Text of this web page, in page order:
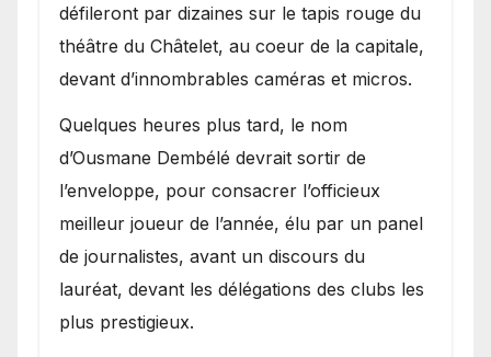
défileront par dizaines sur le tapis rouge du
théâtre du Châtelet, au coeur de la capitale,
devant d’innombrables caméras et micros.
Quelques heures plus tard, le nom
d’Ousmane Dembélé devrait sortir de
l’enveloppe, pour consacrer l’officieux
meilleur joueur de l’année, élu par un panel
de journalistes, avant un discours du
lauréat, devant les délégations des clubs les
plus prestigieux.